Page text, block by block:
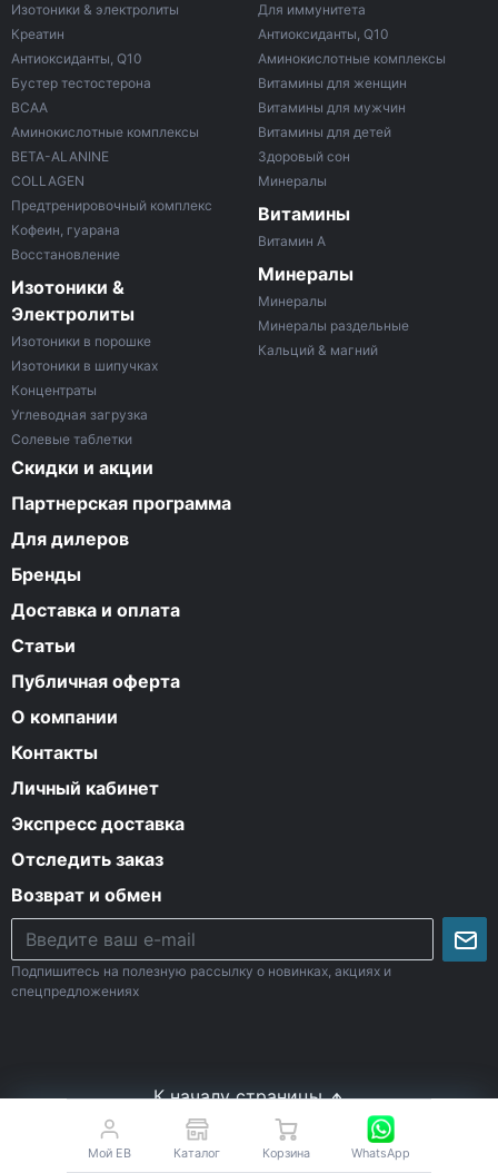
Изотоники & электролиты
Креатин
Антиоксиданты, Q10
Бустер тестостерона
ВСАА
Аминокислотные комплексы
BETA-ALANINE
COLLAGEN
Предтренировочный комплекс
Кофеин, гуарана
Восстановление
Изотоники &
Электролиты
Изотоники в порошке
Изотоники в шипучках
Концентраты
Углеводная загрузка
Солевые таблетки
Для иммунитета
Антиоксиданты, Q10
Аминокислотные комплексы
Витамины для женщин
Витамины для мужчин
Витамины для детей
Здоровый сон
Минералы
Витамины
Витамин A
Минералы
Минералы
Минералы раздельные
Кальций & магний
Скидки и акции
Партнерская программа
Для дилеров
Бренды
Доставка и оплата
Статьи
Публичная оферта
О компании
Контакты
Личный кабинет
Экспресс доставка
Отследить заказ
Возврат и обмен
Подпишитесь на полезную рассылку о новинках, акциях и
спецпредложениях
К началу страницы
© Все права защищены. 2009-2026 Energy-Body.ru
Мой EB Каталог Корзина WhatsApp